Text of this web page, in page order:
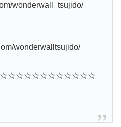
wonderwall_tsujido/
wonderwalltsujido/